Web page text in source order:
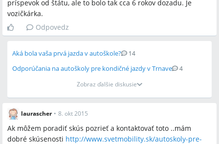
príspevok od štátu, ale to bolo tak cca 6 rokov dozadu. Je
vozičkárka.
Odpovedz
Aká bola vaša prvá jazda v autoškole? 14
Odporúčania na autoškoly pre kondičné jazdy v Trnave
4
Zobraz ďalšie diskusie
laurascher • 8. okt 2015
Ak môžem poradiť skús pozrieť a kontaktovať toto ..mám
dobré skúsenosti http://www.svetmobility.sk/autoskoly-pre-